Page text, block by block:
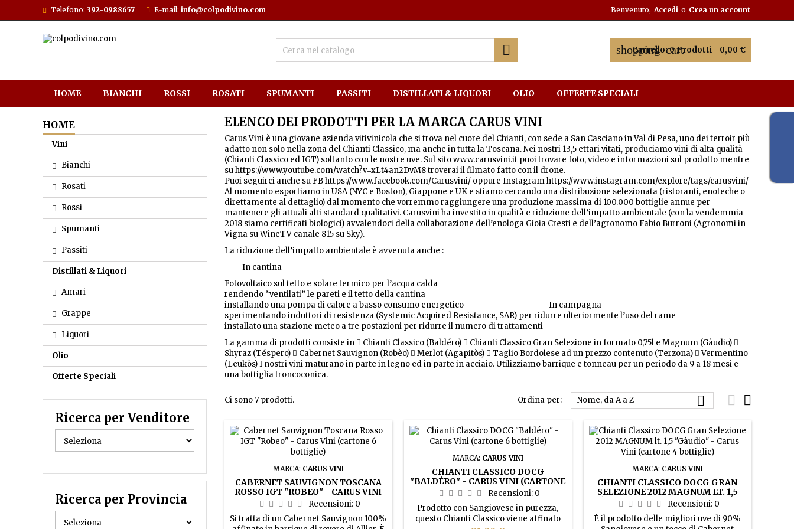
Telefono: 392-0988657 E-mail: info@colpodivino.com Benvenuto, Accedi o Crea un account
shopping_cart
Carrello:0Prodotti - 0,00 €

HOME BIANCHI ROSSI ROSATI SPUMANTI PASSITI DISTILLATI & LIQUORI OLIO OFFERTE SPECIALI
HOME
Vini
Bianchi
Rosati
Rossi
Spumanti
Passiti
Distillati & Liquori
Amari
Grappe
Liquori
Olio
Offerte Speciali
Ricerca per Venditore
Ricerca per Provincia
ELENCO DEI PRODOTTI PER LA MARCA CARUS VINI
Carus Vini è una giovane azienda vitivinicola che si trova nel cuore del Chianti, con sede a San Casciano in Val di Pesa, uno dei terroir più
adatto non solo nella zona del Chianti Classico, ma anche in tutta la Toscana. Nei nostri 13,5 ettari vitati, produciamo vini di alta qualità
(Chianti Classico ed IGT) soltanto con le nostre uve. Sul sito www.carusvini.it puoi trovare foto, video e informazioni sul prodotto mentre
su https://www.youtube.com/watch?v=xLt4an2DvM8 troverai il filmato fatto con il drone.
Puoi seguirci anche su FB https://www.facebook.com/Carusvini/ oppure Instagram https://www.instagram.com/explore/tags/carusvini/
Al momento esportiamo in USA (NYC e Boston), Giappone e UK e stiamo cercando una distribuzione selezionata (ristoranti, enoteche o
direttamente al dettaglio) dal momento che vorremmo raggiungere una produzione massima di 100.000 bottiglie annue per
mantenere gli attuali alti standard qualitativi. Carusvini ha investito in qualità e riduzione dell’impatto ambientale (con la vendemmia
2018 siamo certificati biologici) avvalendoci della collaborazione dell’enologa Gioia Cresti e dell’agronomo Fabio Burroni (Agronomi in
Vigna su WineTV canale 815 su Sky).
La riduzione dell’impatto ambientale è avvenuta anche :
In cantina
Fotovoltaico sul tetto e solare termico per l’acqua calda
rendendo “ventilati” le pareti e il tetto della cantina
installando una pompa di calore a basso consumo energetico In campagna
sperimentando induttori di resistenza (Systemic Acquired Resistance, SAR) per ridurre ulteriormente l’uso del rame
installato una stazione meteo a tre postazioni per ridurre il numero di trattamenti
La gamma di prodotti consiste in  Chianti Classico (Baldéro)  Chianti Classico Gran Selezione in formato 0,75l e Magnum (Gàudio) 
Shyraz (Téspero)  Cabernet Sauvignon (Robèo)  Merlot (Agapitòs)  Taglio Bordolese ad un prezzo contenuto (Terzona)  Vermentino
(Leukòs) I nostri vini maturano in parte in legno ed in parte in acciaio. Utilizziamo barrique e tonneau per un periodo da 9 a 18 mesi e
una bottiglia troncoconica.
Ci sono 7 prodotti. Ordina per: Nome, da A a Z   
MARCA: CARUS VINI
CABERNET SAUVIGNON TOSCANA
ROSSO IGT "ROBEO" - CARUS VINI
(CARTONE 6 BOTTIGLIE)
Recensioni: 0
Si tratta di un Cabernet Sauvignon 100%
MARCA: CARUS VINI
CHIANTI CLASSICO DOCG
"BALDÉRO" - CARUS VINI (CARTONE
6 BOTTIGLIE)
Recensioni: 0
Prodotto con Sangiovese in purezza,
questo Chianti Classico viene affinato
MARCA: CARUS VINI
CHIANTI CLASSICO DOCG GRAN
SELEZIONE 2012 MAGNUM LT. 1,5
"GÀUDIO" - CARUS VINI (CARTONE 4
Recensioni: 0
È il prodotto delle migliori uve di 90%